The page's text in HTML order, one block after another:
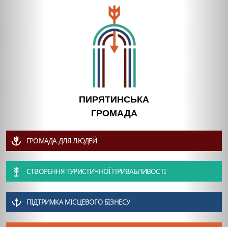
ПИРЯТИНСЬКА
ГРОМАДА
ГРОМАДА ДЛЯ ЛЮДЕЙ
СТВОРЕННЯ ТУРИСТИЧНОЇ ПРИВАБЛИВОСТІ
ПІДТРИМКА МІСЦЕВОГО БІЗНЕСУ